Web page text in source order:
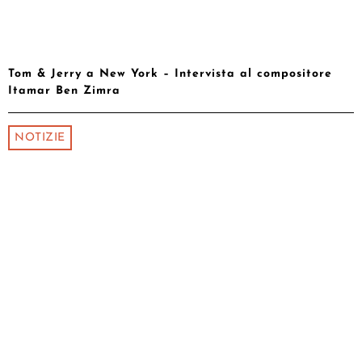
Tom & Jerry a New York – Intervista al compositore
Itamar Ben Zimra
NOTIZIE